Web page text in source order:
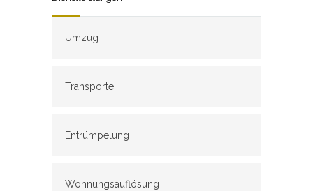
Umzug
Transporte
Entrümpelung
Wohnungsauflösung